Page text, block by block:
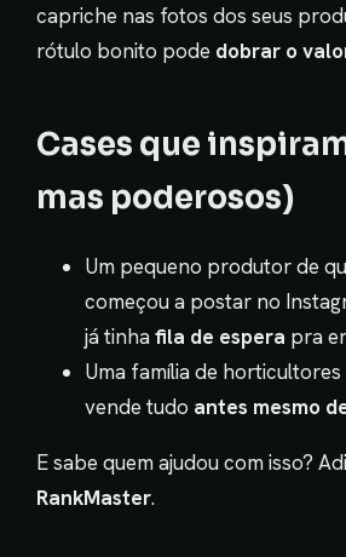
capriche nas fotos dos seus
rótulo bonito pode dobrar o
Cases que
mas poderosos)
Um pequeno produtor de
começou a postar no
já tinhafila de espera pra
Uma família de horticultores
vende tudo antes mesmo
E sabe quem ajudou com isso?
RankMaster.